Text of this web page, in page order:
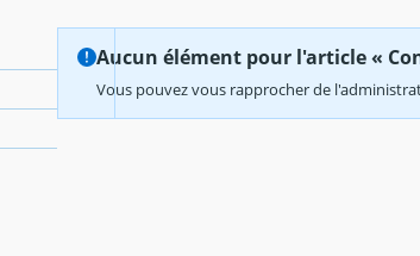
Aucun élément pour l'article «
Vous pouvez vous rapprocher de